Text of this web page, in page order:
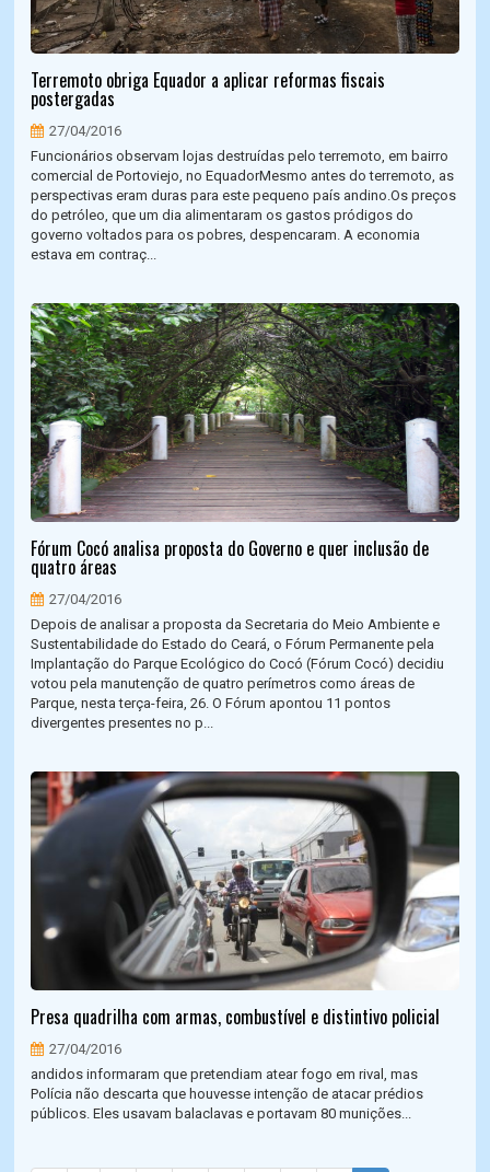
Terremoto obriga Equador a aplicar reformas fiscais
postergadas
27/04/2016
Funcionários observam lojas destruídas pelo terremoto, em bairro
comercial de Portoviejo, no EquadorMesmo antes do terremoto, as
perspectivas eram duras para este pequeno país andino.Os preços
do petróleo, que um dia alimentaram os gastos pródigos do
governo voltados para os pobres, despencaram. A economia
estava em contraç...
Fórum Cocó analisa proposta do Governo e quer inclusão de
quatro áreas
27/04/2016
Depois de analisar a proposta da Secretaria do Meio Ambiente e
Sustentabilidade do Estado do Ceará, o Fórum Permanente pela
Implantação do Parque Ecológico do Cocó (Fórum Cocó) decidiu
votou pela manutenção de quatro perímetros como áreas de
Parque, nesta terça-feira, 26. O Fórum apontou 11 pontos
divergentes presentes no p...
Presa quadrilha com armas, combustível e distintivo policial
27/04/2016
andidos informaram que pretendiam atear fogo em rival, mas
Polícia não descarta que houvesse intenção de atacar prédios
públicos. Eles usavam balaclavas e portavam 80 munições...